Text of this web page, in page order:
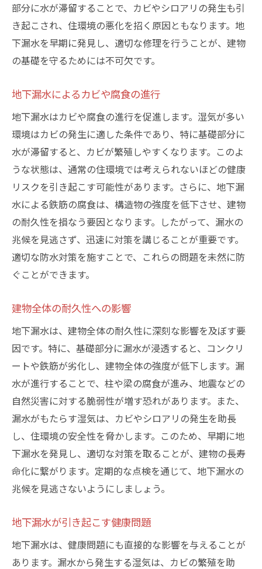
部分に水が滞留することで、カビやシロアリの発生も引
き起こされ、住環境の悪化を招く原因ともなります。地
下漏水を早期に発見し、適切な修理を行うことが、建物
の基礎を守るためには不可欠です。
地下漏水によるカビや腐食の進行
地下漏水はカビや腐食の進行を促進します。湿気が多い
環境はカビの発生に適した条件であり、特に基礎部分に
水が滞留すると、カビが繁殖しやすくなります。このよ
うな状態は、通常の住環境では考えられないほどの健康
リスクを引き起こす可能性があります。さらに、地下漏
水による鉄筋の腐食は、構造物の強度を低下させ、建物
の耐久性を損なう要因となります。したがって、漏水の
兆候を見逃さず、迅速に対策を講じることが重要です。
適切な防水対策を施すことで、これらの問題を未然に防
ぐことができます。
建物全体の耐久性への影響
地下漏水は、建物全体の耐久性に深刻な影響を及ぼす要
因です。特に、基礎部分に漏水が浸透すると、コンクリ
ートや鉄筋が劣化し、建物全体の強度が低下します。漏
水が進行することで、柱や梁の腐食が進み、地震などの
自然災害に対する脆弱性が増す恐れがあります。また、
漏水がもたらす湿気は、カビやシロアリの発生を助長
し、住環境の安全性を脅かします。このため、早期に地
下漏水を発見し、適切な対策を取ることが、建物の長寿
命化に繋がります。定期的な点検を通じて、地下漏水の
兆候を見逃さないようにしましょう。
地下漏水が引き起こす健康問題
地下漏水は、健康問題にも直接的な影響を与えることが
あります。漏水から発生する湿気は、カビの繁殖を助